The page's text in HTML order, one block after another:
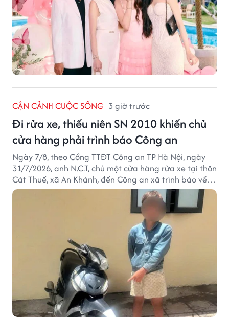
CẬN CẢNH CUỘC SỐNG 3 giờ trước
Đi rửa xe, thiếu niên SN 2010 khiến chủ
cửa hàng phải trình báo Công an
Ngày 7/8, theo Cổng TTĐT Công an TP Hà Nội, ngày
31/7/2026, anh N.C.T, chủ một cửa hàng rửa xe tại thôn
Cát Thuế, xã An Khánh, đến Công an xã trình báo về
việc bị mất trộm chiếc xe máy Honda Wave. Trong cốp
xe còn có nhiều giấy tờ cá nhân và khoảng 1,2 triệu